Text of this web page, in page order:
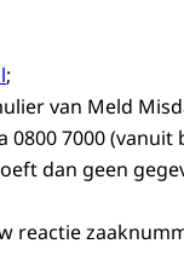
;
van Meld
0800 7000 (vanuit
dan geen
reactie